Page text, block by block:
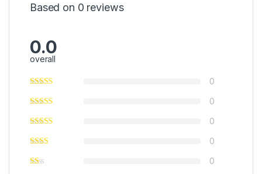
Based on 0 reviews
0.0
overall
0
0
0
0
0